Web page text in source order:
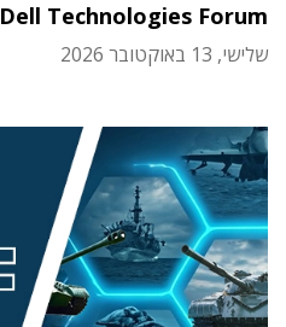
Dell Technologies Forum
שלישי, 13 באוקטובר 2026